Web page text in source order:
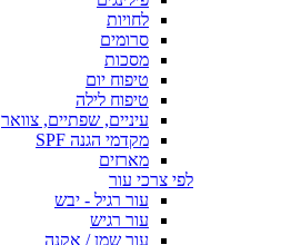
לחויות
סרומים
מסכות
טיפוח יום
טיפוח לילה
עיניים, שפתיים, צוואר
מקדמי הגנה SPF
מארזים
לפי צרכי עור
עור רגיל - יבש
עור רגיש
עור שמן / אקנה